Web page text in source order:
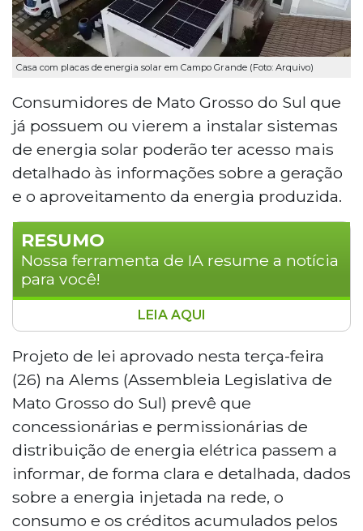
Casa com placas de energia solar em Campo Grande (Foto: Arquivo)
Consumidores de Mato Grosso do Sul que
já possuem ou vierem a instalar sistemas
de energia solar poderão ter acesso mais
detalhado às informações sobre a geração
e o aproveitamento da energia produzida.
RESUMO
Nossa ferramenta de IA resume a notícia
para você!
A Assembleia Legislativa de Mato Grosso
do Sul aprovaram um projeto de lei que
obriga concessionárias de energia elétrica
a detalhar nas faturas informações sobre
geração solar, como energia injetada na
rede, consumo e créditos acumulados. A
proposta dos deputados Paulo Duarte e
Gerson Claro prevê multas de R$ 10,7 mil
a R$ 161,1 milhões para empresas que
descumprirem a norma.
LEIA AQUI
Projeto de lei aprovado nesta terça-feira
(26) na Alems (Assembleia Legislativa de
Mato Grosso do Sul) prevê que
concessionárias e permissionárias de
distribuição de energia elétrica passem a
informar, de forma clara e detalhada, dados
sobre a energia injetada na rede, o
consumo e os créditos acumulados pelos